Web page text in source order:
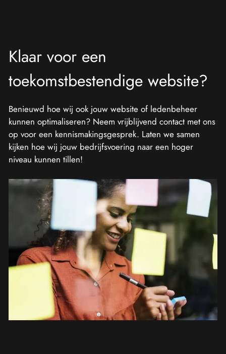
Klaar voor een
toekomstbestendige website?
Benieuwd hoe wij ook jouw website of ledenbeheer
kunnen optimaliseren? Neem vrijblijvend contact met ons
op voor een kennismakingsgesprek. Laten we samen
kijken hoe wij jouw bedrijfsvoering naar een hoger
niveau kunnen tillen!